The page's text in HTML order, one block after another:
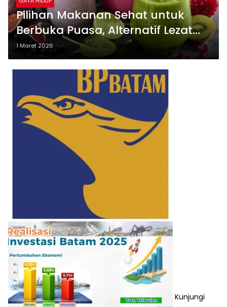
Pilihan Makanan Sehat untuk
Berbuka Puasa, Alternatif Lezat
Pengganti Gorengan
1 Maret 2026
Kunjungi